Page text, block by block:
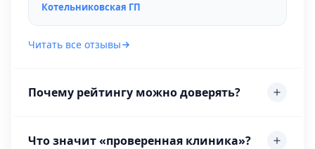
Котельниковская ГП
Читать все отзывы
Почему рейтингу можно доверять?
Что значит «проверенная клиника»?